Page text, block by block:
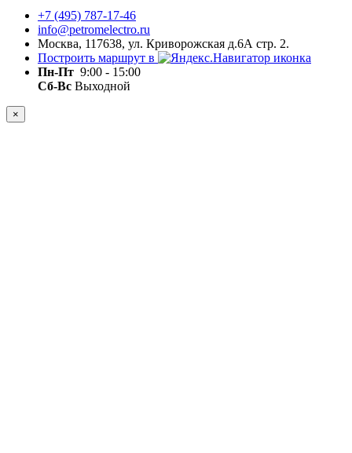
+7 (495) 787-17-46
info@petromelectro.ru
Москва, 117638, ул. Криворожская д.6А стр. 2.
Построить маршрут в
Пн-Пт 9:00 - 15:00
Сб-Вс Выходной
×